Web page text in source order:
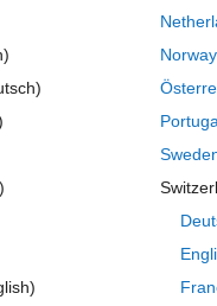
LTE Toolbox for my
to modify the
Norway